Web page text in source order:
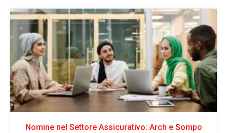
Nomine nel Settore Assicurativo: Arch e Sompo